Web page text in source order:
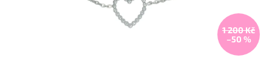
1 200 Kč
–50 %